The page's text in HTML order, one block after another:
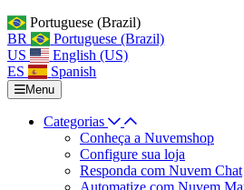
Portuguese (Brazil)
BR
Portuguese (Brazil)
US
English (US)
ES
Spanish
Menu
Categorias
Conheça a Nuvemshop
Configure sua loja
Responda com Nuvem Chat
Automatize com Nuvem